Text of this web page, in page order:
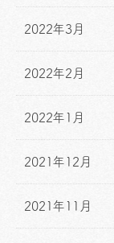
2022年3月
2022年2月
2022年1月
2021年12月
2021年11月